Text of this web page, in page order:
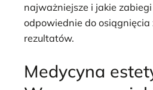
najważniejsze i jakie
odpowiednie do osiągnięcia
rezultatów.
Medycyna